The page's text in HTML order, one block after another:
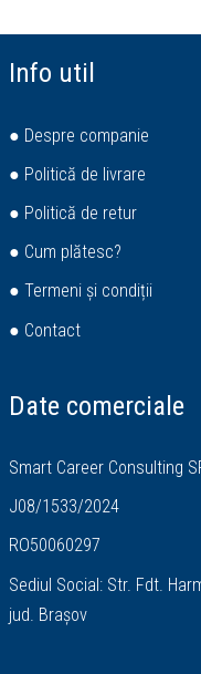
Info util
● Despre companie
● Politică de livrare
● Politică de retur
● Cum plătesc?
● Termeni și condiții
● Contact
Date comerciale
Smart Career Consulting
J08/1533/2024
RO50060297
Sediul Social: Str. Fdt.
jud. Brașov